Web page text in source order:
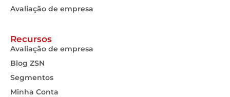
Avaliação de empresa
Recursos
Avaliação de empresa
Blog ZSN
Segmentos
Minha Conta